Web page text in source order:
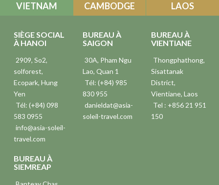
VIETNAM CAMBODGE LAOS
SIÈGE SOCIAL
À HANOI
2909, So2,
solforest,
Ecopark, Hung
Yen
Tél: (+84) 098
583 0955
info@asia-soleil-
travel.com
BUREAU À
SAIGON
30A, Pham Ngu
Lao, Quan 1
Tél: (+84) 985
830 955
danieldat@asia-
soleil-travel.com
BUREAU À
VIENTIANE
Thongphathong,
Sisattanak
District,
Vientiane, Laos
Tel : +856 21 951
150
BUREAU À
SIEMREAP